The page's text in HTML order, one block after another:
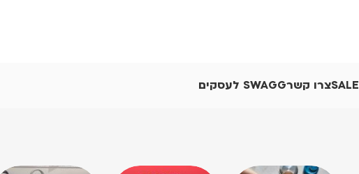
SALEצרו קשרSWAGG לעסקים